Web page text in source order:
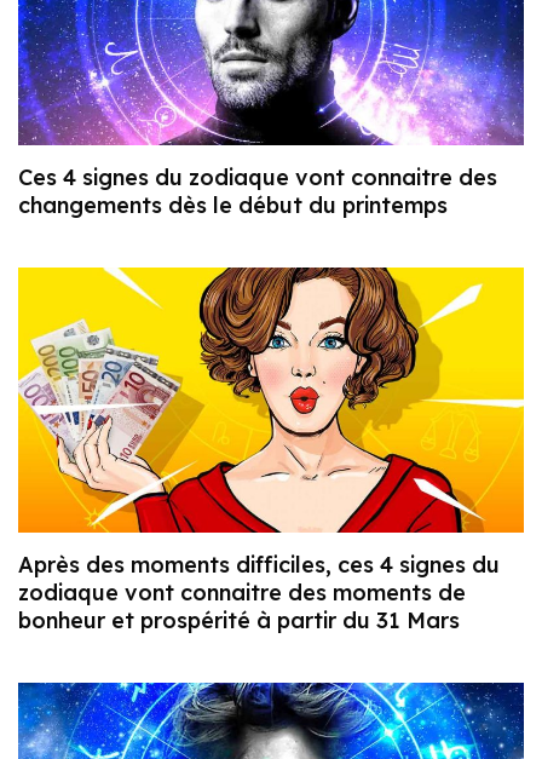
Ces 4 signes du zodiaque vont connaitre des
changements dès le début du printemps
Après des moments difficiles, ces 4 signes du
zodiaque vont connaitre des moments de
bonheur et prospérité à partir du 31 Mars